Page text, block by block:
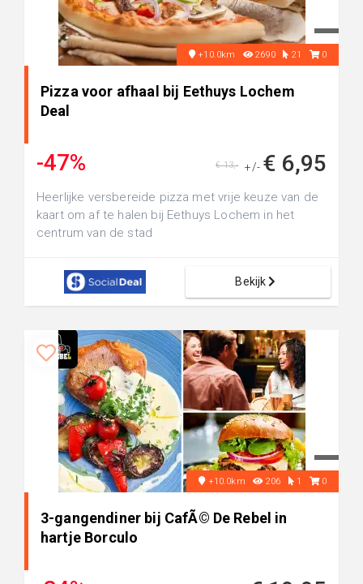
+10.0km 2690 21 0
Pizza voor afhaal bij Eethuys Lochem
Deal
-47% +/- € 6,95
€ 13,-
Heerlijke versbereide pizza met vrije keuze van de
kaart om af te halen bij Eethuys Lochem in het
centrum van de stad
Bekijk
+10.0km 206 1 0
3-gangendiner bij CafÃ© De Rebel in
hartje Borculo